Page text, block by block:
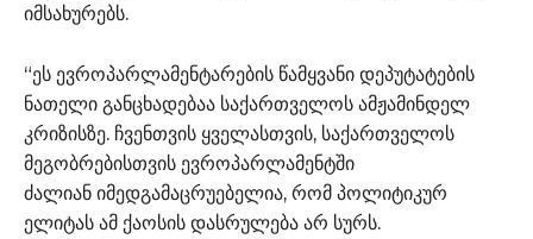
იმსახურებს.
“ეს ევროპარლამენტარების წამყვანი დეპუტატების
ნათელი განცხადებაა საქართველოს ამჟამინდელ
კრიზისზე. ჩვენთვის ყველასთვის, საქართველოს
მეგობრებისთვის ევროპარლამენტში
ძალიან იმედგამაცრუებელია, რომ პოლიტიკურ
ელიტას ამ ქაოსის დასრულება არ სურს.